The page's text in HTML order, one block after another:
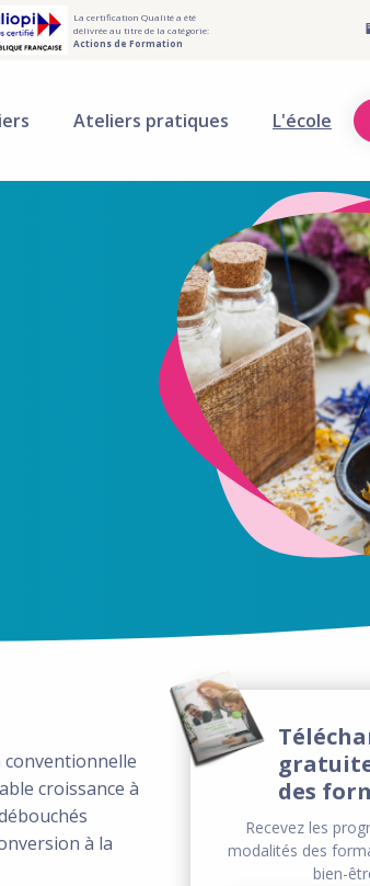
La certification Qualité a été
délivrée au titre de la catégorie:
Actions de Formation
Ateliers pratiques L'école
conventionnelle
croissance à
à la
des
Recevez les
modalités des
bien-